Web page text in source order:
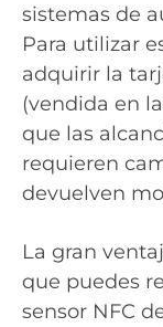
sistemas de
Para utilizar
adquirir la
(vendida en
que las
requieren
devuelven
La gran
que puedes
sensor NFC